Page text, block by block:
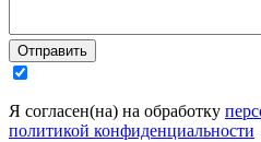
Отправить
Я согласен(на) на обработку
политикой конфиденциальности